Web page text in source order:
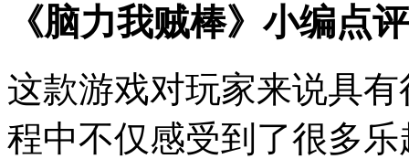
《脑力我贼棒》小编点
这款游戏对玩家来说具
程中不仅感受到了很多